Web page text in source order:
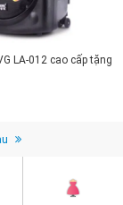
LA-012 cao cấp tặng